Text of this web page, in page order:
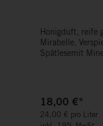
Honigduft, reife
Mirabelle.
Spätlesemit
18,00 €*
24,00 € pro Liter